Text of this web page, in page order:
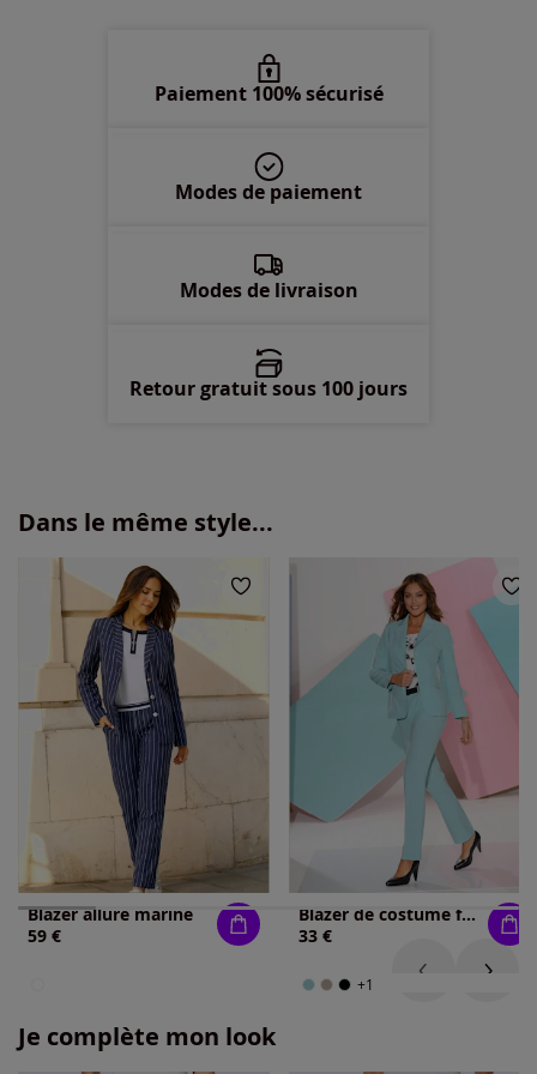
Paiement 100% sécurisé
Modes de paiement
Modes de livraison
Retour gratuit sous 100 jours
Dans le même style...
Blazer allure marine
59 €
Blazer de costume femme col à revers coupe classique
33 €
+1
Je complète mon look